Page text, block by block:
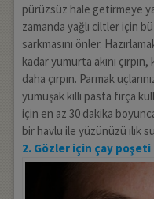
pürüzsüz hale getirmeye
zamanda yağlı ciltler için
sarkmasını önler.
kadar yumurta akını
daha çırpın. Parmak
yumuşak kıllı pasta fırça
için en az 30 dakika
bir havlu ile yüzünüzü ılık
2. Gözler için çay poşeti